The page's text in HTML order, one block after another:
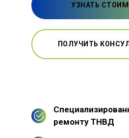
УЗНАТЬ
ПОЛУЧИТЬ
ремонту ТНВД